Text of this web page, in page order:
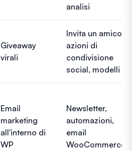
analisi
Giveaway
virali
Invita un amico,
azioni di
condivisione
social, modelli
Email
marketing
all'interno di
WP
Newsletter,
automazioni,
email
WooCommerce